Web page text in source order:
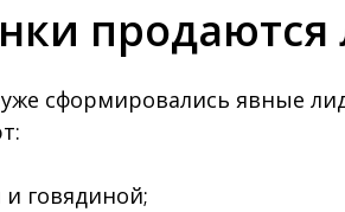
продаются
сформировались явные
говядиной;